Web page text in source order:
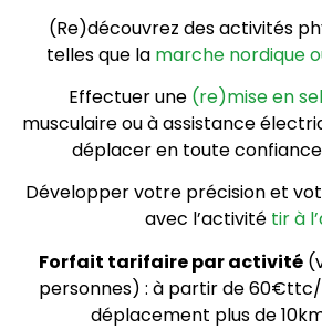
(Re)découvrez des activités
telles que la marche nordique
Effectuer une (re)mise en
musculaire ou à assistance
déplacer en toute
Développer votre précision et
avec l’activité tir à
Forfait tarifairepar activité
personnes) : à partir de
déplacement plus de